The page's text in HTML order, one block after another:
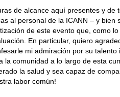
de alcance aquí presentes y
al personal de la ICANN – y
de este evento que, como
En particular, quiero
mi admiración por su
la comunidad a lo largo de esta
la salud y sea capaz de
labor común!